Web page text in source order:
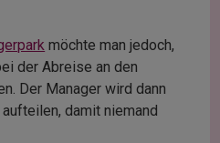
möchte man jedoch,
der Abreise an den
Der Manager wird dann
damit niemand